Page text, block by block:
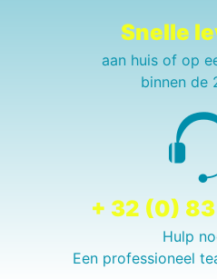
Snelle
aan huis of op
binnen de
+ 32 (0)
Hulp
Een professioneel